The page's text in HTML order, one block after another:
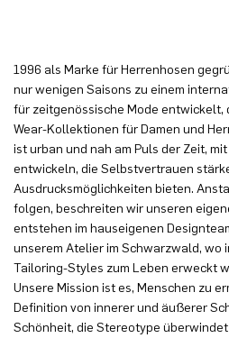
1996 als Marke für Herrenhosen
nur wenigen Saisons zu einem
für zeitgenössische Mode entwickelt,
Wear-Kollektionen für Damen und
ist urban und nah am Puls der Zeit,
entwickeln, die Selbstvertrauen
Ausdrucksmöglichkeiten bieten.
folgen, beschreiten wir unseren
entstehen im hauseigenen
unserem Atelier im Schwarzwald, wo
Tailoring-Styles zum Leben erweckt
Unsere Mission ist es, Menschen zu
Definition von innerer und äußerer
Schönheit, die Stereotype